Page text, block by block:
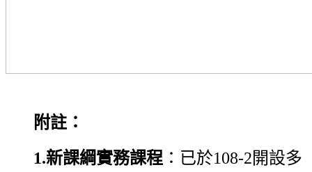
附註：
1.新課綱實務課程 ：已於108-2開設多